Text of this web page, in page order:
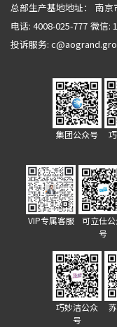
总部生产基地地址：
南京
电话: 4008-025-777 微信:
投诉服务:
集团公众号
VIP专属客服
可立仕
号
巧妙洁公众
号